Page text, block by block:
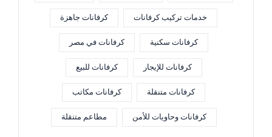
خدمات تركيب كرفانات كرفانات جاهزة
كرفانات سكنية كرفانات في مصر
كرفانات للإيجار كرفانات للبيع
كرفانات متنقلة كرفانات مكاتب
كرفانات وحاويات للأمن مطاعم متنقلة